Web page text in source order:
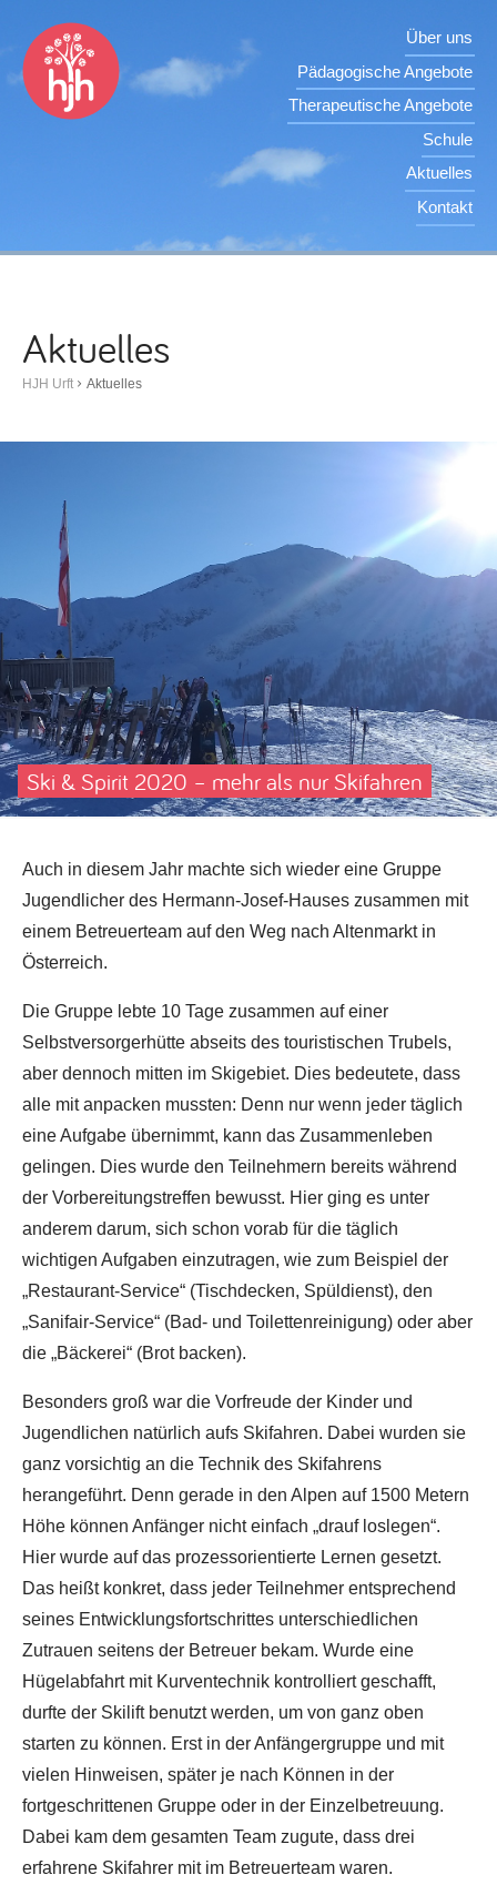
Über uns
Pädagogische Angebote
Therapeutische Angebote
Schule
Aktuelles
Kontakt
Aktuelles
HJH Urft Aktuelles
Ski & Spirit 2020 – mehr als nur Skifahren
Auch in diesem Jahr machte sich wieder eine Gruppe
Jugendlicher des Hermann-Josef-Hauses zusammen mit
einem Betreuerteam auf den Weg nach Altenmarkt in
Österreich.
Die Gruppe lebte 10 Tage zusammen auf einer
Selbstversorgerhütte abseits des touristischen Trubels,
aber dennoch mitten im Skigebiet. Dies bedeutete, dass
alle mit anpacken mussten: Denn nur wenn jeder täglich
eine Aufgabe übernimmt, kann das Zusammenleben
gelingen. Dies wurde den Teilnehmern bereits während
der Vorbereitungstreffen bewusst. Hier ging es unter
anderem darum, sich schon vorab für die täglich
wichtigen Aufgaben einzutragen, wie zum Beispiel der
„Restaurant-Service“ (Tischdecken, Spüldienst), den
„Sanifair-Service“ (Bad- und Toilettenreinigung) oder aber
die „Bäckerei“ (Brot backen).
Besonders groß war die Vorfreude der Kinder und
Jugendlichen natürlich aufs Skifahren. Dabei wurden sie
ganz vorsichtig an die Technik des Skifahrens
herangeführt. Denn gerade in den Alpen auf 1500 Metern
Höhe können Anfänger nicht einfach „drauf loslegen“.
Hier wurde auf das prozessorientierte Lernen gesetzt.
Das heißt konkret, dass jeder Teilnehmer entsprechend
seines Entwicklungsfortschrittes unterschiedlichen
Zutrauen seitens der Betreuer bekam. Wurde eine
Hügelabfahrt mit Kurventechnik kontrolliert geschafft,
durfte der Skilift benutzt werden, um von ganz oben
starten zu können. Erst in der Anfängergruppe und mit
vielen Hinweisen, später je nach Können in der
fortgeschrittenen Gruppe oder in der Einzelbetreuung.
Dabei kam dem gesamten Team zugute, dass drei
erfahrene Skifahrer mit im Betreuerteam waren.